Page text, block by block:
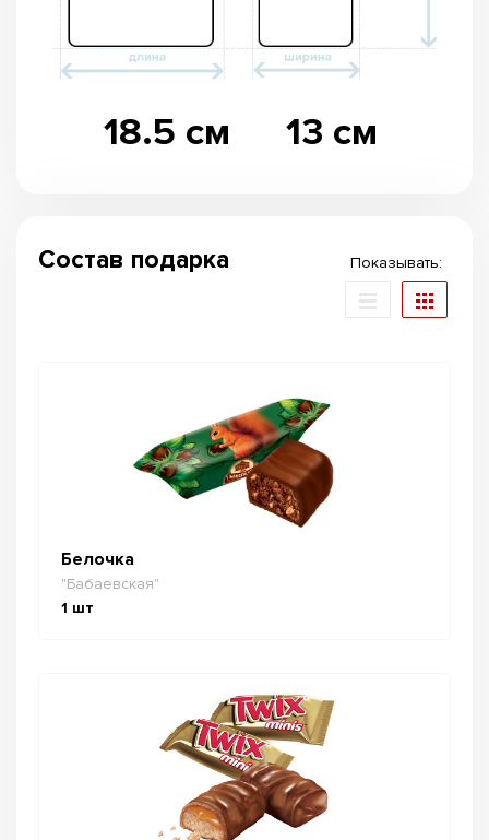
18.5 см 13 см
Состав подарка Показывать:
Белочка
"Бабаевская"
1 шт